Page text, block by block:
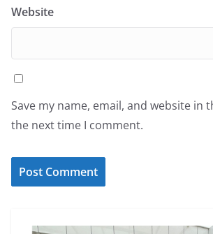
Website
Save my name, email, and website in
the next time I comment.